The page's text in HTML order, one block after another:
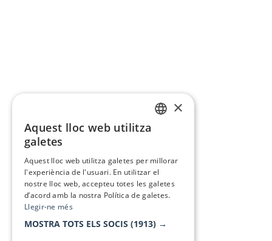
×
Aquest lloc web utilitza
galetes
Aquest lloc web utilitza galetes per millorar
l'experiència de l'usuari. En utilitzar el
nostre lloc web, accepteu totes les galetes
d’acord amb la nostra Política de galetes.
Llegir-ne més
MOSTRA TOTS ELS SOCIS (1913) →